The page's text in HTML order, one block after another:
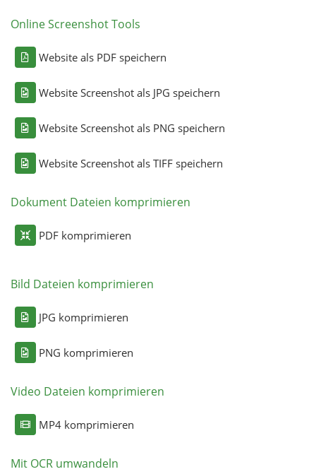
Online Screenshot Tools
Website als PDF speichern
Website Screenshot als JPG speichern
Website Screenshot als PNG speichern
Website Screenshot als TIFF speichern
Dokument Dateien komprimieren
PDF komprimieren
Bild Dateien komprimieren
JPG komprimieren
PNG komprimieren
Video Dateien komprimieren
MP4 komprimieren
Mit OCR umwandeln